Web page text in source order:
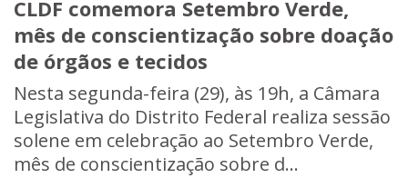
CLDF comemora Setembro Verde,
mês de conscientização sobre doação
de órgãos e tecidos
Nesta segunda-feira (29), às 19h, a Câmara
Legislativa do Distrito Federal realiza sessão
solene em celebração ao Setembro Verde,
mês de conscientização sobre d...